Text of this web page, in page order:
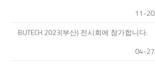
11-20
BUTECH 2023(부산) 전시회에 참가합니다.
04-27